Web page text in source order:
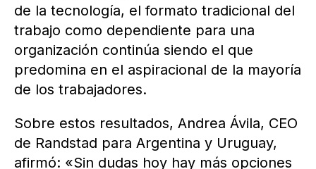
de la tecnología, el formato tradicional del
trabajo como dependiente para una
organización continúa siendo el que
predomina en el aspiracional de la mayoría
de los trabajadores.
Sobre estos resultados, Andrea Ávila, CEO
de Randstad para Argentina y Uruguay,
afirmó: «Sin dudas hoy hay más opciones